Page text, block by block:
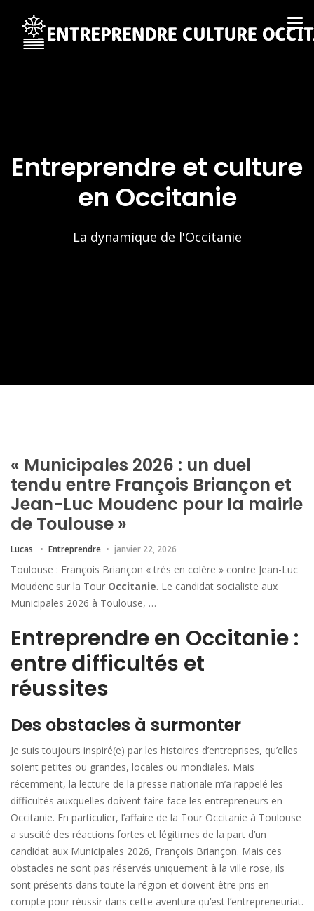
Entreprendre et culture
en Occitanie
La dynamique de l'Occitanie
« Municipales 2026 : un duel
tendu entre François Briançon et
Jean-Luc Moudenc pour la mairie
de Toulouse »
Lucas Entreprendre janvier 22, 2026
Toulouse : François Briançon « très en colère » contre Jean-Luc
Moudenc sur la Tour Occitanie. Le candidat socialiste aux
Municipales 2026 à Toulouse, …
Entreprendre en Occitanie :
entre difficultés et
réussites
Des obstacles à surmonter
Je suis toujours inspiré(e) par les histoires d’entreprises, qu’elles
soient petites ou grandes, locales ou mondiales. Mais
récemment, la lecture de la presse nationale m’a rappelé les
difficultés auxquelles doivent faire face les entrepreneurs en
Occitanie. En particulier, l’affaire de la Tour Occitanie à Toulouse
a suscité des réactions fortes et légitimes de la part d’un
candidat aux Municipales 2026, François Briançon. Mais ces
obstacles ne sont pas réservés uniquement à la ville rose, ils
sont présents dans toute la région et doivent être pris en
compte pour réussir dans cette aventure qu’est l’entrepreneuriat.